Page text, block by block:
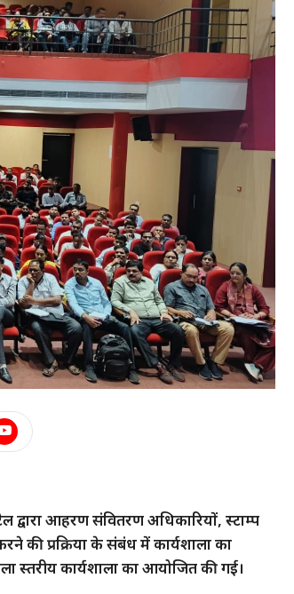
द्वारा आहरण संवितरण अधिकारियों, स्टाम्प
की प्रक्रिया के संबंध में कार्यशाला का
स्तरीय कार्यशाला का आयोजित की गई।